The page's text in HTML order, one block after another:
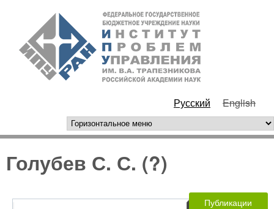
Перейти к основному
содержанию
РАН
Русский English
горизонтальное меню
Голубев С. С. (?)
Публикации